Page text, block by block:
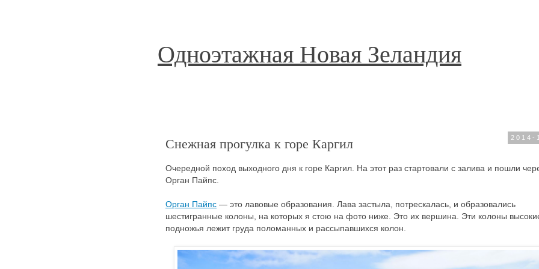
Одноэтажная Новая Зеландия
2014-
Снежная прогулка к горе Каргил
Очередной поход выходного дня к горе Каргил. На этот раз стартовали с залива и пошли
Орган Пайпс.
Орган Пайпс — это лавовые образования. Лава застыла, потрескалась, и образовались
шестигранные колоны, на которых я стою на фото ниже. Это их вершина. Эти колоны
подножья лежит груда поломанных и рассыпавшихся колон.